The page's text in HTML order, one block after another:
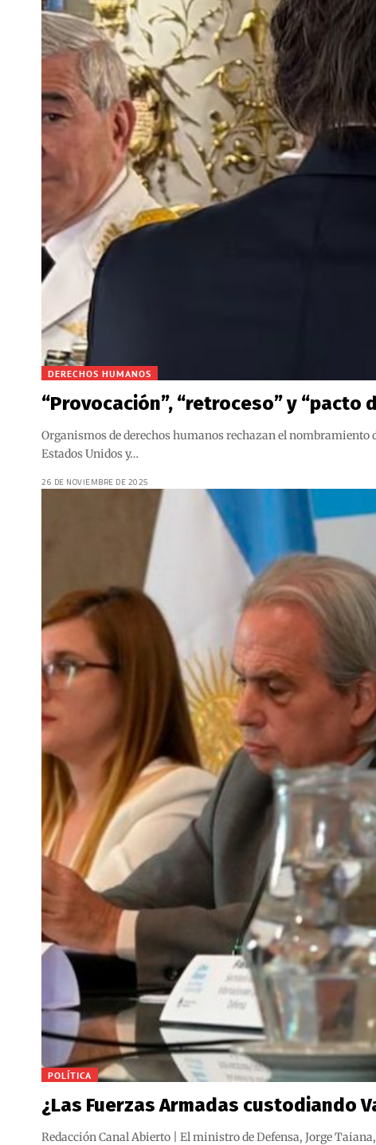
DERECHOS HUMANOS
“Provocación”, “retroceso” y
Organismos de derechos humanos rechazan el
Estados Unidos y…
26 DE NOVIEMBRE DE 2025
POLÍTICA
¿Las Fuerzas Armadas custodiando
Redacción Canal Abierto | El ministro de Defensa, Jorge